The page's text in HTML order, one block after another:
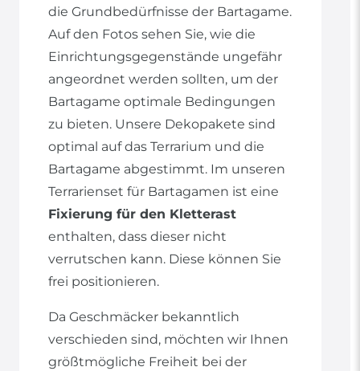
die Grundbedürfnisse der Bartagame.
Auf den Fotos sehen Sie, wie die
Einrichtungsgegenstände ungefähr
angeordnet werden sollten, um der
Bartagame optimale Bedingungen
zu bieten. Unsere Dekopakete sind
optimal auf das Terrarium und die
Bartagame abgestimmt. Im unseren
Terrarienset für Bartagamen ist eine
Fixierung für den Kletterast
enthalten, dass dieser nicht
verrutschen kann. Diese können Sie
frei positionieren.
Da Geschmäcker bekanntlich
verschieden sind, möchten wir Ihnen
größtmögliche Freiheit bei der